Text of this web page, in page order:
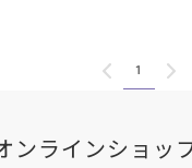
1
ンラインショッ